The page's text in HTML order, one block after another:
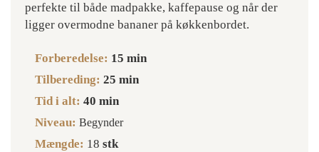
perfekte til både madpakke, kaffepause og når der
ligger overmodne bananer på køkkenbordet.
Forberedelse: 15 min
Tilbereding: 25 min
Tid i alt: 40 min
Niveau: Begynder
Mængde: 18 stk